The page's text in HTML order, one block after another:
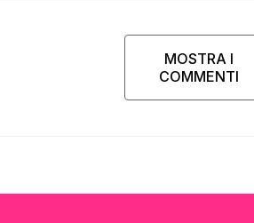
MOSTRA I
COMMENTI